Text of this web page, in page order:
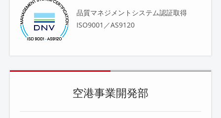
品質マネジメントシステム認証取得
ISO9001／AS9120
空港事業開発部